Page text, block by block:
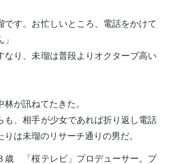
です。お忙しいところ、電話をかけて
なり、未瑠は普段よりオクターブ高い
が訊ねてたきた。
も、相手が少女であれば折り返し電話
りは未瑠のリサーチ通りの男だ。
歳 「桜テレビ」プロデューサー。プ